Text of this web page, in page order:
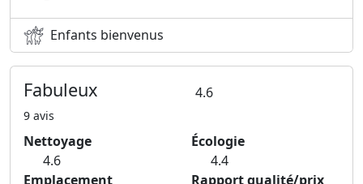
Enfants bienvenus
Fabuleux 4.6
9 avis
Nettoyage
4.6
Écologie
4.4
Emplacement
Rapport qualité/prix